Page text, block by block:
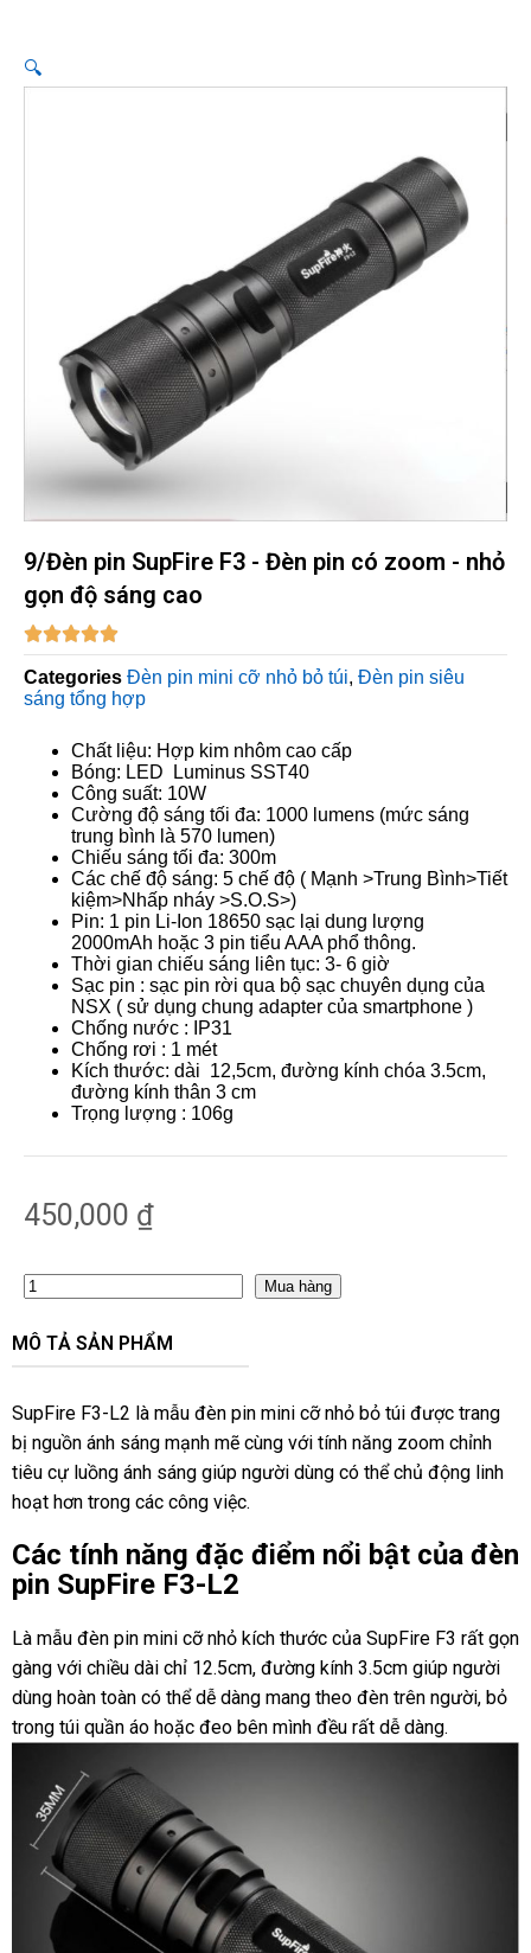
🔍
9/Đèn pin SupFire F3 - Đèn pin có zoom - nhỏ
gọn độ sáng cao

Categories Đèn pin mini cỡ nhỏ bỏ túi, Đèn pin siêu
sáng tổng hợp
Chất liệu: Hợp kim nhôm cao cấp
Bóng: LED Luminus SST40
Công suất: 10W
Cường độ sáng tối đa: 1000 lumens (mức sáng
trung bình là 570 lumen)
Chiếu sáng tối đa: 300m
Các chế độ sáng: 5 chế độ ( Mạnh >Trung Bình>Tiết
kiệm>Nhấp nháy >S.O.S>)
Pin: 1 pin Li-Ion 18650 sạc lại dung lượng
2000mAh hoặc 3 pin tiểu AAA phổ thông.
Thời gian chiếu sáng liên tục: 3- 6 giờ
Sạc pin : sạc pin rời qua bộ sạc chuyên dụng của
NSX ( sử dụng chung adapter của smartphone )
Chống nước : IP31
Chống rơi : 1 mét
Kích thước: dài 12,5cm, đường kính chóa 3.5cm,
đường kính thân 3 cm
Trọng lượng : 106g
450,000 ₫
Mua hàng
MÔ TẢ SẢN PHẨM
SupFire F3-L2 là mẫu đèn pin mini cỡ nhỏ bỏ túi được trang
bị nguồn ánh sáng mạnh mẽ cùng với tính năng zoom chỉnh
tiêu cự luồng ánh sáng giúp người dùng có thể chủ động linh
hoạt hơn trong các công việc.
Các tính năng đặc điểm nổi bật của đèn
pin SupFire F3-L2
Là mẫu đèn pin mini cỡ nhỏ kích thước của SupFire F3 rất gọn
gàng với chiều dài chỉ 12.5cm, đường kính 3.5cm giúp người
dùng hoàn toàn có thể dễ dàng mang theo đèn trên người, bỏ
trong túi quần áo hoặc đeo bên mình đều rất dễ dàng.